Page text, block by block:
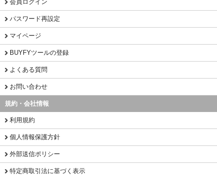
会員ログイン
パスワード再設定
マイページ
BUYFYツールの登録
よくある質問
お問い合わせ
規約・会社情報
利用規約
個人情報保護方針
外部送信ポリシー
特定商取引法に基づく表示